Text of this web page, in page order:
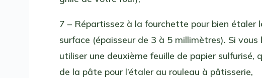
7 – Répartissez à la fourchette pour bien étaler
surface (épaisseur de 3 à 5 millimètres). Si
utiliser une deuxième feuille de papier sulfurisé,
de la pâte pour l’étaler au rouleau à pâtisserie,